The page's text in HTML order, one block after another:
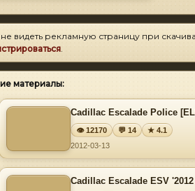
видеть рекламную страницу при
.
материалы:
Cadillac Escalade Police
👁 12170 💬 14
★ 4.1
2012-03-13
Cadillac Escalade ESV '2012